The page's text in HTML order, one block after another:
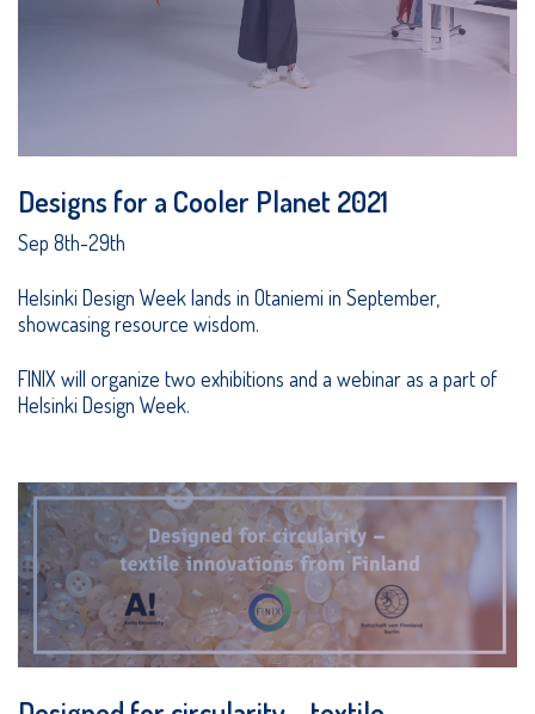
Designs for a Cooler Planet 2021
Sep 8th-29th
Helsinki Design Week lands in Otaniemi in September,
showcasing resource wisdom.
FINIX will organize two exhibitions and a webinar as a part of
Helsinki Design Week.